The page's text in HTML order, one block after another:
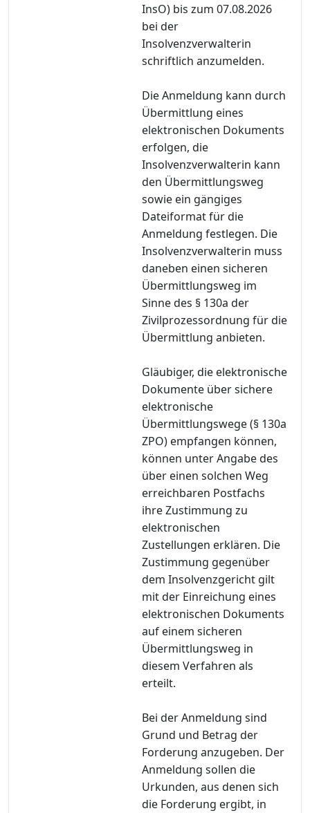
InsO) bis zum 07.08.2026
bei der
Insolvenzverwalterin
schriftlich anzumelden.
Die Anmeldung kann durch
Übermittlung eines
elektronischen Dokuments
erfolgen, die
Insolvenzverwalterin kann
den Übermittlungsweg
sowie ein gängiges
Dateiformat für die
Anmeldung festlegen. Die
Insolvenzverwalterin muss
daneben einen sicheren
Übermittlungsweg im
Sinne des § 130a der
Zivilprozessordnung für die
Übermittlung anbieten.
Gläubiger, die elektronische
Dokumente über sichere
elektronische
Übermittlungswege (§ 130a
ZPO) empfangen können,
können unter Angabe des
über einen solchen Weg
erreichbaren Postfachs
ihre Zustimmung zu
elektronischen
Zustellungen erklären. Die
Zustimmung gegenüber
dem Insolvenzgericht gilt
mit der Einreichung eines
elektronischen Dokuments
auf einem sicheren
Übermittlungsweg in
diesem Verfahren als
erteilt.
Bei der Anmeldung sind
Grund und Betrag der
Forderung anzugeben. Der
Anmeldung sollen die
Urkunden, aus denen sich
die Forderung ergibt, in